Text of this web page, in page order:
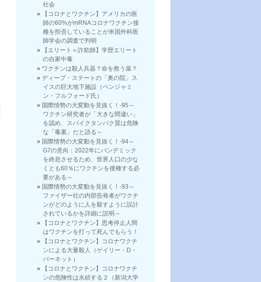
社会
【コロナとワクチン】アメリカの医
師の60%がmRNAコロナワクチン接
種を拒否していることが米国外科医
師学会の調査で判明
【エリート＝詐欺師】学歴エリート
の自家中毒
ワクチンは殺人兵器？命を救う薬？
ディープ・ステートの「奥の院」ス
イスの巨大地下施設（ベンジャミ
ン・フルフォード氏）
国際情勢の大変動を見抜く！-95～
ワクチン研究者が「大きな間違い」
を認め、スパイクタンパク質は危険
な「毒素」だと語る～
国際情勢の大変動を見抜く！-94～
G7の意向：2022年にパンデミック
を終息させるため、世界人口の少な
くとも60％にワクチンを接種する必
要がある～
国際情勢の大変動を見抜く！-93～
ファイザー社の内部告発者がワクチ
ンがどのように人を殺すように設計
されているかを詳細に説明～
【コロナとワクチン】思考停止人間
はワクチンを打って死んでもらう！
【コロナとワクチン】コロナワクチ
ンによる大量殺人（ゲイリー・D・
バーネット）
【コロナとワクチン】コロナワクチ
ンの危険性は永続する２（新潟大学